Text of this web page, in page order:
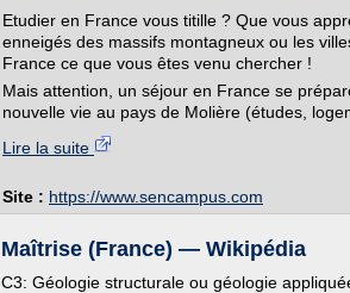
Etudier en France vous titille ? Que vous
enneigés des massifs montagneux ou les
France ce que vous êtes venu chercher !
Mais attention, un séjour en France se
nouvelle vie au pays de Molière (études,
Lire la suite
Site : https://www.sencampus.com
Maîtrise (France) — Wikipédia
C3: Géologie structurale ou géologie